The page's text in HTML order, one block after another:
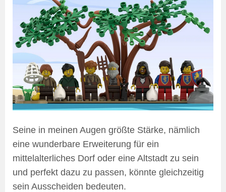
Seine in meinen Augen größte Stärke, nämlich
eine wunderbare Erweiterung für ein
mittelalterliches Dorf oder eine Altstadt zu sein
und perfekt dazu zu passen, könnte gleichzeitig
sein Ausscheiden bedeuten.